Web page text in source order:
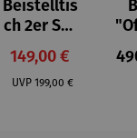
Beistelltis
ch 2er Set
– Dalias
Verkaufspreis:
149,00 €
UVP Regulärer Preis:
199,00 €